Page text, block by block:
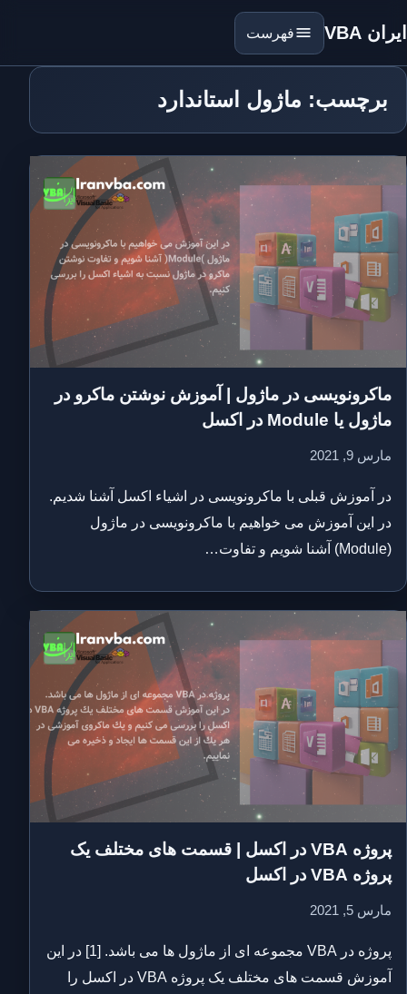
ایران VBA فهرست
برچسب: ماژول استاندارد
ماکرونویسی در ماژول | آموزش نوشتن ماکرو در
ماژول یا Module در اکسل
مارس 9, 2021
در آموزش قبلی با ماکرونویسی در اشیاء اکسل آشنا شدیم.
در این آموزش می خواهیم با ماکرونویسی در ماژول
(Module) آشنا شویم و تفاوت…
پروژه VBA در اکسل | قسمت های مختلف یک
پروژه VBA در اکسل
مارس 5, 2021
پروژه در VBA مجموعه ای از ماژول ها می باشد. [1] در این
آموزش قسمت های مختلف یک پروژه VBA در اکسل را